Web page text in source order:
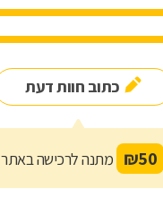
כתוב חוות דעת
50
₪ מתנה לרכישה באתר ZAPSTORE